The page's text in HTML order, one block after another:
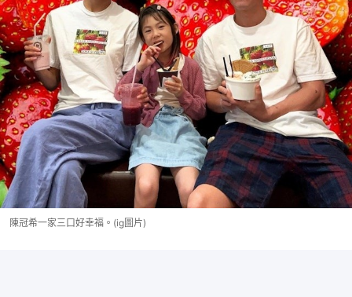
陳冠希一家三口好幸福。(ig圖片)